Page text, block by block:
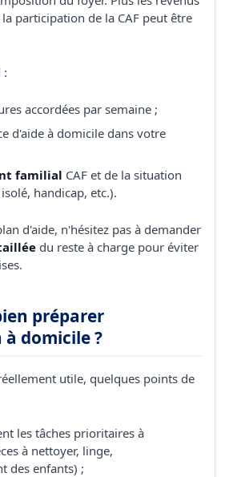
participation de la CAF peut être
:
accordées par semaine ;
d'aide à domicile dans votre
familial CAF et de la situation
handicap, etc.).
d'aide, n'hésitez pas à demander
du reste à charge pour éviter
préparer
domicile ?
utile, quelques points de
les tâches prioritaires à
à nettoyer, linge,
des enfants) ;